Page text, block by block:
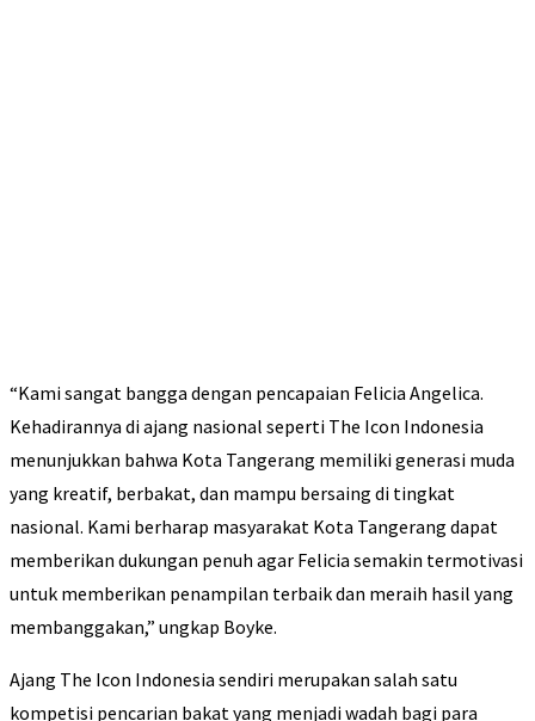
“Kami sangat bangga dengan pencapaian Felicia Angelica.
Kehadirannya di ajang nasional seperti The Icon Indonesia
menunjukkan bahwa Kota Tangerang memiliki generasi muda
yang kreatif, berbakat, dan mampu bersaing di tingkat
nasional. Kami berharap masyarakat Kota Tangerang dapat
memberikan dukungan penuh agar Felicia semakin termotivasi
untuk memberikan penampilan terbaik dan meraih hasil yang
membanggakan,” ungkap Boyke.
Ajang The Icon Indonesia sendiri merupakan salah satu
kompetisi pencarian bakat yang menjadi wadah bagi para